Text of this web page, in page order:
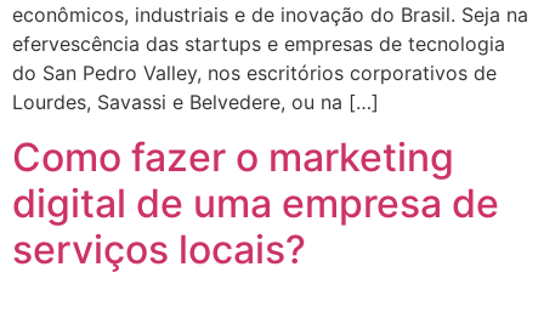
econômicos, industriais e de inovação do Brasil. Seja na
efervescência das startups e empresas de tecnologia
do San Pedro Valley, nos escritórios corporativos de
Lourdes, Savassi e Belvedere, ou na […]
Como fazer o marketing
digital de uma empresa de
serviços locais?